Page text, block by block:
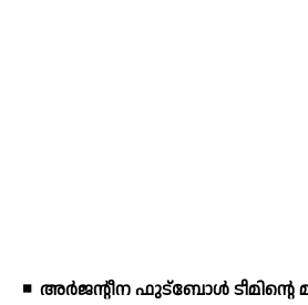
◾ അര്‍ജന്റീന ഫുട്ബോള്‍ ടീമിന്റെ